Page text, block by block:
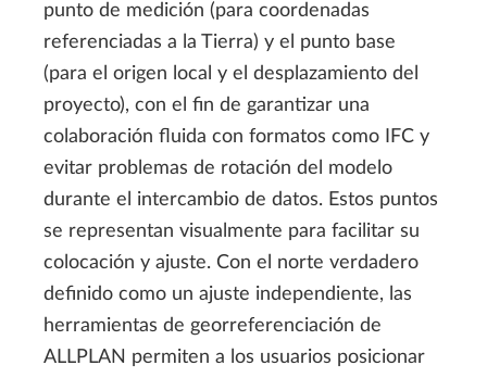
punto de medición (para coordenadas
referenciadas a la Tierra) y el punto base
(para el origen local y el desplazamiento del
proyecto), con el fin de garantizar una
colaboración fluida con formatos como IFC y
evitar problemas de rotación del modelo
durante el intercambio de datos. Estos puntos
se representan visualmente para facilitar su
colocación y ajuste. Con el norte verdadero
definido como un ajuste independiente, las
herramientas de georreferenciación de
ALLPLAN permiten a los usuarios posicionar